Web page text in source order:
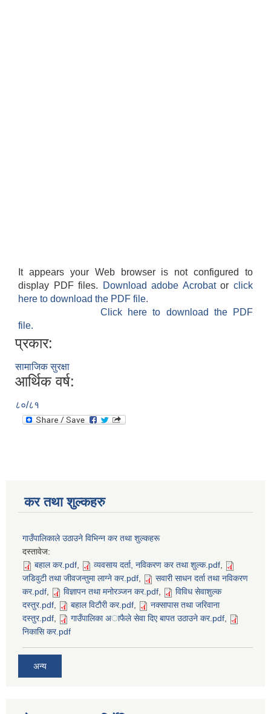
It appears your Web browser is not configured to
display PDF files.
Download adobe Acrobatorclick
here to download the PDF file.
Click here to download the PDF
file.
प्रकार:
सामाजिक सुरक्षा
आर्थिक वर्ष:
८०/८१
कर तथा शुल्कहरु
गाउँपालिकाले उठाउने विभिन्न कर तथा शुल्कहरू
दस्तावेज:
बहाल कर.pdf, व्यवसाय दर्ता, नविकरण कर तथा शुल्क.pdf,
जडिवुटी तथा जीवजन्तुमा लाग्ने कर.pdf,
सवारी साधन दर्ता तथा नविकरण
कर.pdf, विज्ञापन तथा मनोरञ्जन कर.pdf,
विविध सेवाशुल्क
दस्तुर.pdf, बहाल विटाैरी कर.pdf,
नक्सापास तथा जरिवाना
दस्तुर.pdf, गाउँपालिका अाफैले सेवा दिए बापत उठाउने कर.pdf,
निकासि कर.pdf
अन्य